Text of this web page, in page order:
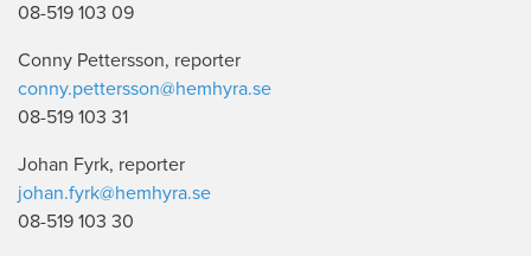
08-519 103 09
Conny Pettersson, reporter
conny.pettersson@hemhyra.se
08-519 103 31
Johan Fyrk, reporter
johan.fyrk@hemhyra.se
08-519 103 30